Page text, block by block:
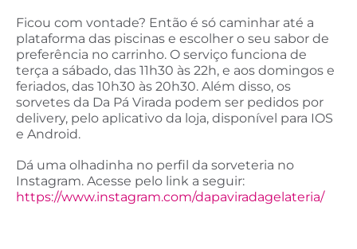
Ficou com vontade? Então é só caminhar até a
plataforma das piscinas e escolher o seu sabor de
preferência no carrinho. O serviço funciona de
terça a sábado, das 11h30 às 22h, e aos domingos e
feriados, das 10h30 às 20h30. Além disso, os
sorvetes da Da Pá Virada podem ser pedidos por
delivery, pelo aplicativo da loja, disponível para IOS
e Android.
Dá uma olhadinha no perfil da sorveteria no
Instagram. Acesse pelo link a seguir:
https://www.instagram.com/dapaviradagelateria/